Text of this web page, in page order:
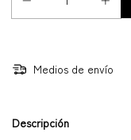
Medios de envío
Descripción